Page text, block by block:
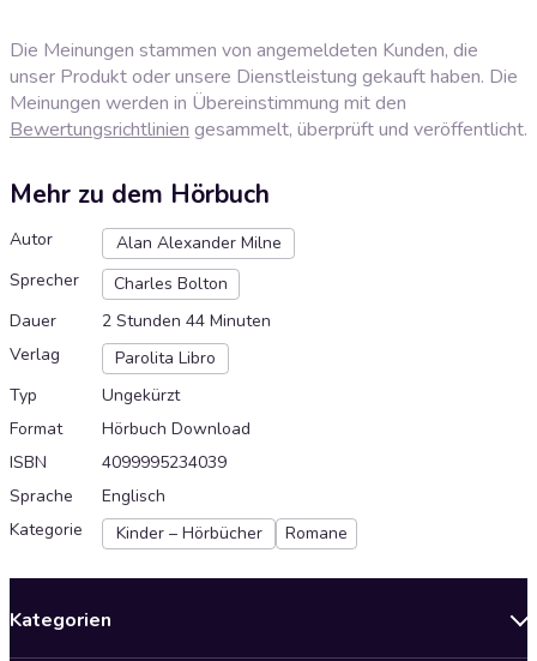
Die Meinungen stammen von angemeldeten Kunden, die
unser Produkt oder unsere Dienstleistung gekauft haben. Die
Meinungen werden in Übereinstimmung mit den
Bewertungsrichtlinien gesammelt, überprüft und veröffentlicht.
Mehr zu dem Hörbuch
Autor
Alan Alexander Milne
Sprecher
Charles Bolton
Dauer
2 Stunden 44 Minuten
Verlag
Parolita Libro
Typ
Ungekürzt
Format
Hörbuch Download
ISBN
4099995234039
Sprache
Englisch
Kategorie
Kinder – Hörbücher Romane
Kategorien